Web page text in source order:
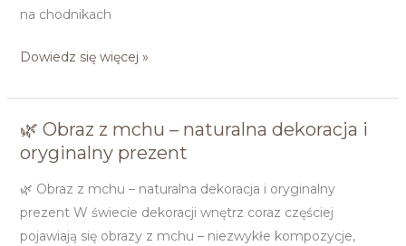
na chodnikach
Dowiedz się więcej »
🌿 Obraz z mchu – naturalna dekoracja i
oryginalny prezent
🌿 Obraz z mchu – naturalna dekoracja i oryginalny
prezent W świecie dekoracji wnętrz coraz częściej
pojawiają się obrazy z mchu – niezwykłe kompozycje,
🌿
Obraz
mchu
–